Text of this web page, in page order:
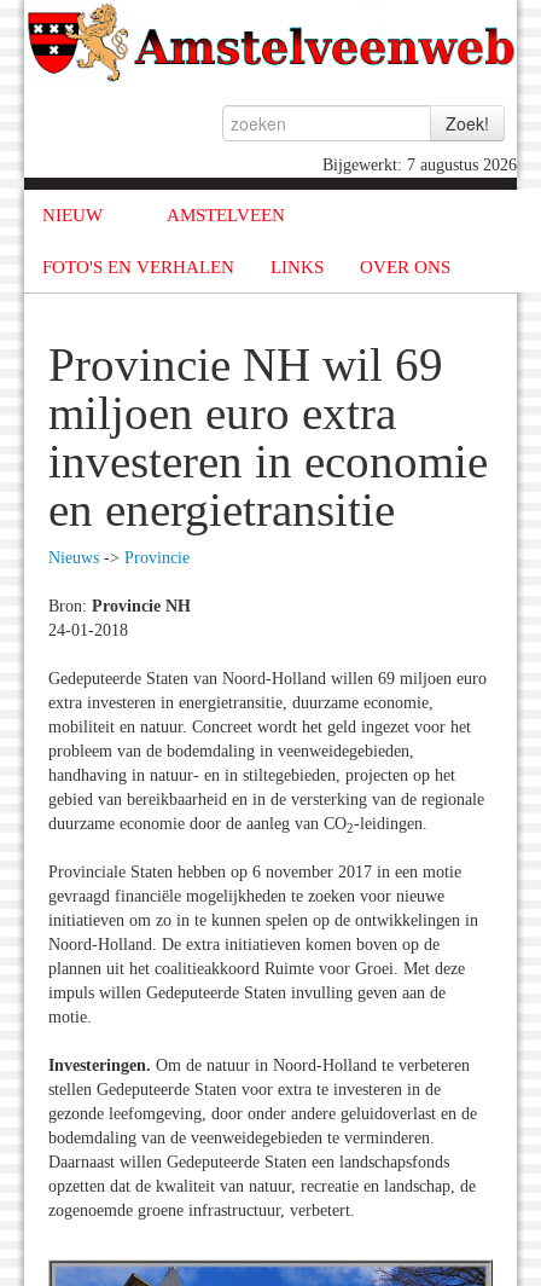
Bijgewerkt: 7 augustus 2026
NIEUW AMSTELVEEN
FOTO'S EN VERHALEN LINKS OVER ONS
Provincie NH wil 69
miljoen euro extra
investeren in economie
en energietransitie
Nieuws -> Provincie
Bron: Provincie NH
24-01-2018
Gedeputeerde Staten van Noord-Holland willen 69 miljoen euro
extra investeren in energietransitie, duurzame economie,
mobiliteit en natuur. Concreet wordt het geld ingezet voor het
probleem van de bodemdaling in veenweidegebieden,
handhaving in natuur- en in stiltegebieden, projecten op het
gebied van bereikbaarheid en in de versterking van de regionale
duurzame economie door de aanleg van CO2-leidingen.
Provinciale Staten hebben op 6 november 2017 in een motie
gevraagd financiële mogelijkheden te zoeken voor nieuwe
initiatieven om zo in te kunnen spelen op de ontwikkelingen in
Noord-Holland. De extra initiatieven komen boven op de
plannen uit het coalitieakkoord Ruimte voor Groei. Met deze
impuls willen Gedeputeerde Staten invulling geven aan de
motie.
Investeringen. Om de natuur in Noord-Holland te verbeteren
stellen Gedeputeerde Staten voor extra te investeren in de
gezonde leefomgeving, door onder andere geluidoverlast en de
bodemdaling van de veenweidegebieden te verminderen.
Daarnaast willen Gedeputeerde Staten een landschapsfonds
opzetten dat de kwaliteit van natuur, recreatie en landschap, de
zogenoemde groene infrastructuur, verbetert.